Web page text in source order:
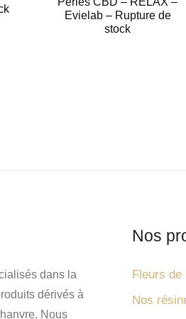
sur 5 basé
surnotation
Evielab – Rupture de
stock
dans la
dérivés à
Nous
Nos
Fleurs de
Nos